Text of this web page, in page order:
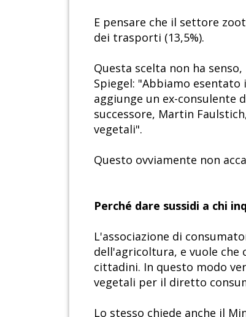
E pensare che il settore
dei trasporti (13,5%).
Questa scelta non ha
Spiegel: "Abbiamo
aggiunge un ex-consulente
successore, Martin
vegetali".
Questo ovviamente non
Perché dare sussidi a chi
L'associazione di
dell'agricoltura, e vuole che
cittadini. In questo modo
vegetali per il diretto
Lo stesso chiede anche il